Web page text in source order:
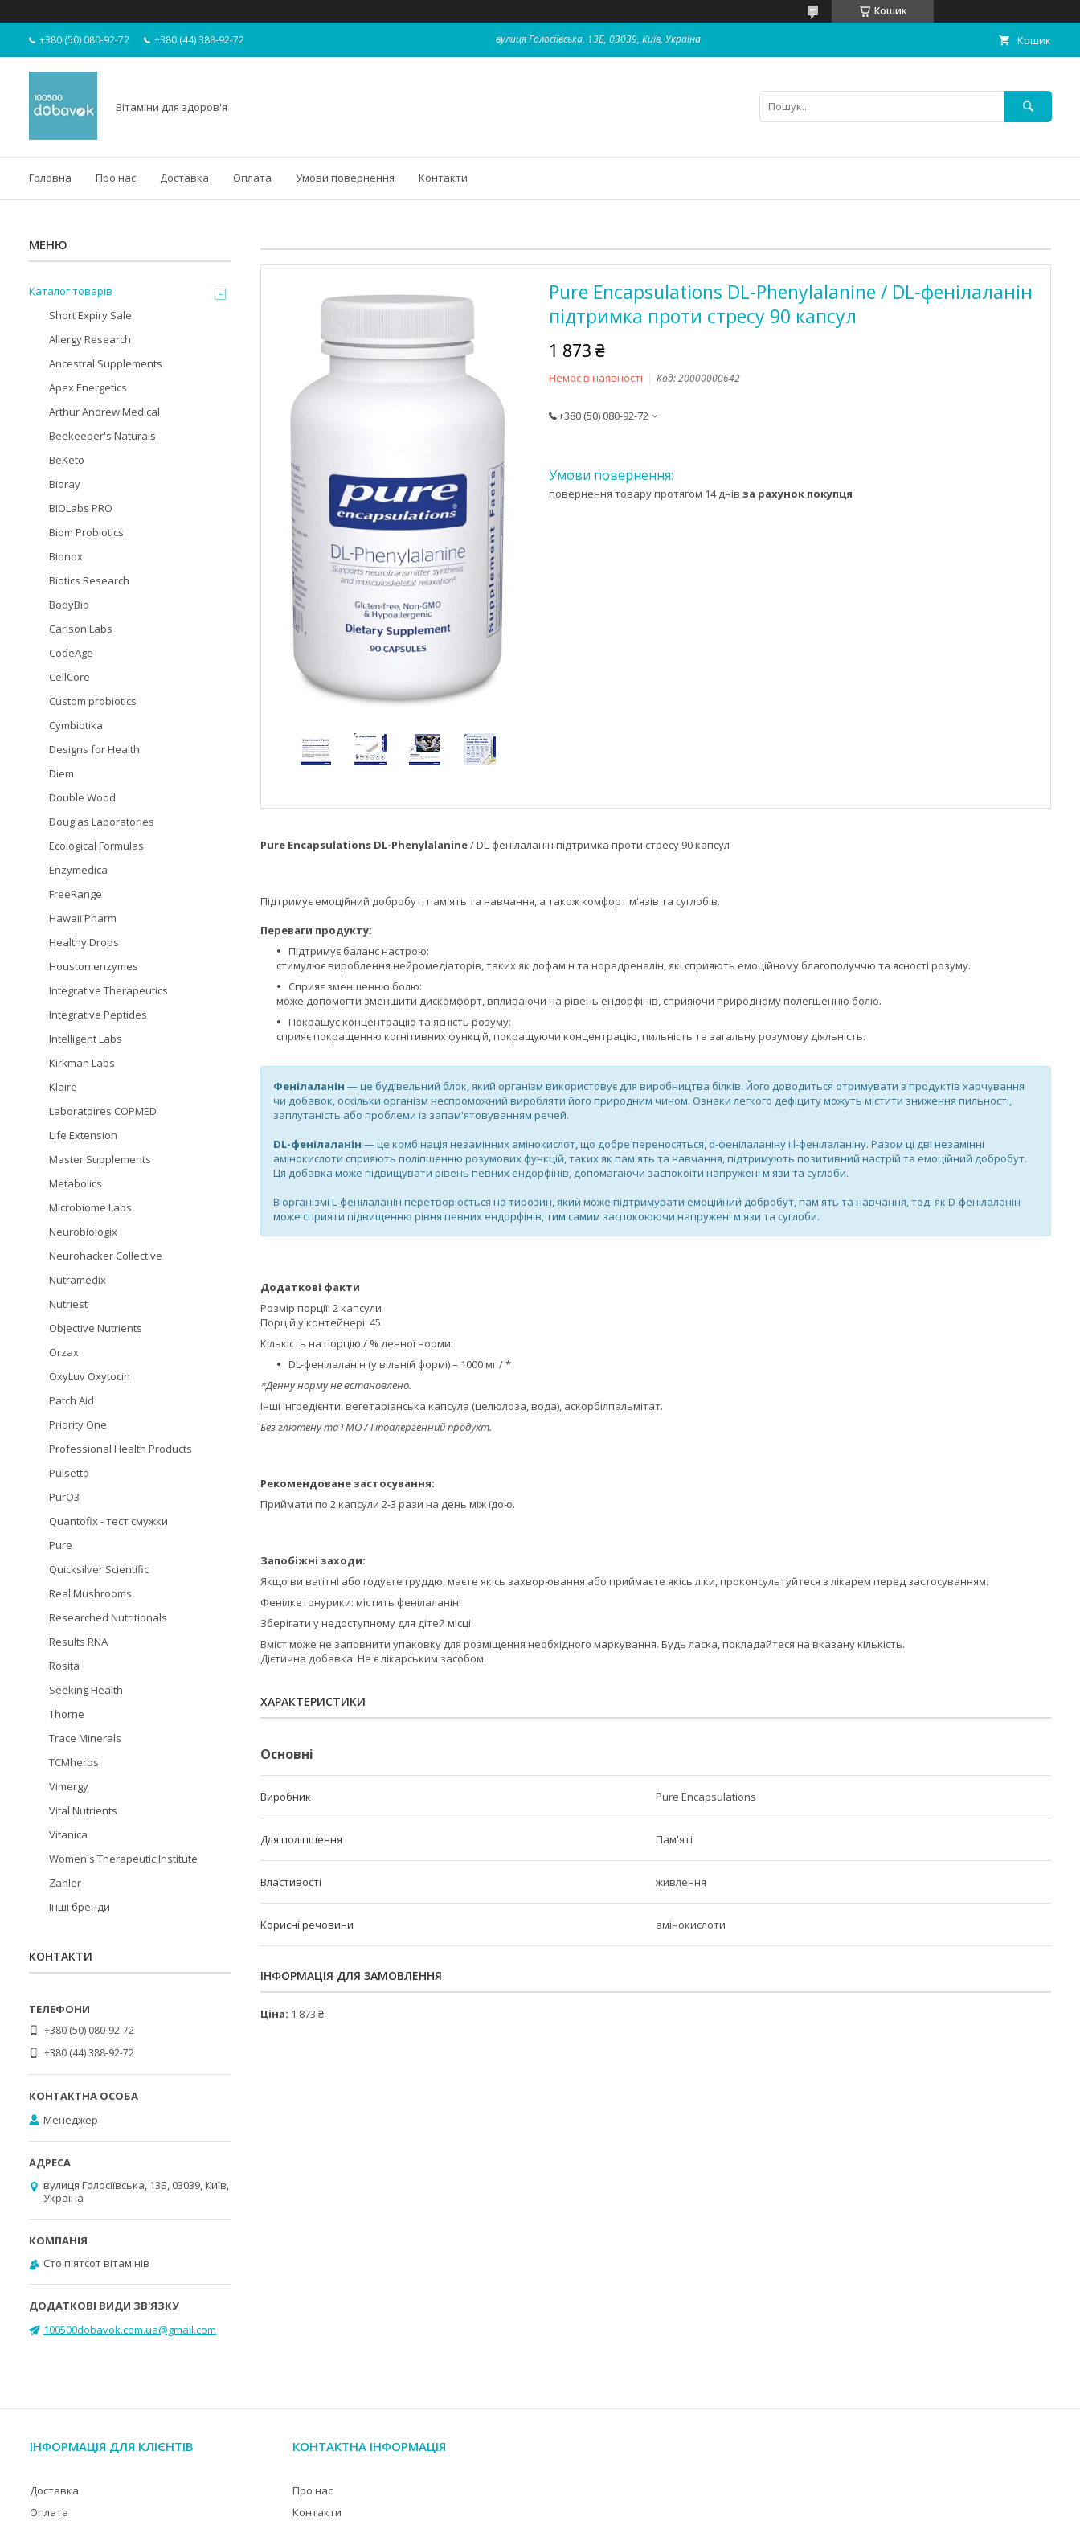
Кошик
+380 (50) 080-92-72 +380 (44) 388-92-72 вулиця Голосіївська, 13Б, 03039, Київ, Україна Кошик
Вітаміни для здоров'я
Головна Про нас Доставка Оплата Умови повернення Контакти
Pure Encapsulations DL-Phenylalanine / DL-фенілаланін
підтримка проти стресу 90 капсул
1 873 ₴
Немає в наявності Код:20000000642
+380 (50) 080-92-72
повернення товару протягом 14 днів за рахунок покупця
Pure Encapsulations DL-Phenylalanine/ DL-фенілаланін підтримка проти стресу 90 капсул
Підтримує емоційний добробут, пам'ять та навчання, а також комфорт м'язів та суглобів.
Переваги продукту:
Підтримує баланс настрою:
стимулює вироблення нейромедіаторів, таких як дофамін та норадреналін, які сприяють емоційному благополуччю та ясності розуму.
Сприяє зменшенню болю:
може допомогти зменшити дискомфорт, впливаючи на рівень ендорфінів, сприяючи природному полегшенню болю.
Покращує концентрацію та ясність розуму:
сприяє покращенню когнітивних функцій, покращуючи концентрацію, пильність та загальну розумову діяльність.
Фенілаланін — це будівельний блок, який організм використовує для виробництва білків. Його доводиться отримувати з продуктів харчування
чи добавок, оскільки організм неспроможний виробляти його природним чином. Ознаки легкого дефіциту можуть містити зниження пильності,
заплутаність або проблеми із запам'ятовуванням речей.
DL-фенілаланін — це комбінація незамінних амінокислот, що добре переносяться, d-фенілаланіну і l-фенілаланіну. Разом ці дві незамінні
амінокислоти сприяють поліпшенню розумових функцій, таких як пам'ять та навчання, підтримують позитивний настрій та емоційний добробут.
Ця добавка може підвищувати рівень певних ендорфінів, допомагаючи заспокоїти напружені м'язи та суглоби.
В організмі L-фенілаланін перетворюється на тирозин, який може підтримувати емоційний добробут, пам'ять та навчання, тоді як D-фенілаланін
може сприяти підвищенню рівня певних ендорфінів, тим самим заспокоюючи напружені м'язи та суглоби.
Додаткові факти
Розмір порції: 2 капсули
Порцій у контейнері: 45
Кількість на порцію / % денної норми:
DL-фенілаланін (у вільній формі) – 1000 мг / *
*Денну норму не встановлено.
Інші інгредієнти: вегетаріанська капсула (целюлоза, вода), аскорбілпальмітат.
Без глютену та ГМО / Гіпоалергенний продукт.
Рекомендоване застосування:
Приймати по 2 капсули 2-3 рази на день між їдою.
Запобіжні заходи:
Якщо ви вагітні або годуєте груддю, маєте якісь захворювання або приймаєте якісь ліки, проконсультуйтеся з лікарем перед застосуванням.
Фенілкетонурики: містить фенілаланін!
Зберігати у недоступному для дітей місці.
Вміст може не заповнити упаковку для розміщення необхідного маркування. Будь ласка, покладайтеся на вказану кількість.
Дієтична добавка. Не є лікарським засобом.
ХАРАКТЕРИСТИКИ
Основні
Виробник Pure Encapsulations
Для поліпшення Пам'яті
Властивості живлення
Корисні речовини амінокислоти
ІНФОРМАЦІЯ ДЛЯ ЗАМОВЛЕННЯ
Ціна: 1 873 ₴
Каталог товарів
Short Expiry Sale
Allergy Research
Ancestral Supplements
Apex Energetics
Arthur Andrew Medical
Beekeeper's Naturals
BeKeto
Bioray
BIOLabs PRO
Biom Probiotics
Bionox
Biotics Research
BodyBio
Carlson Labs
CodeAge
CellCore
Custom probiotics
Cymbiotika
Designs for Health
Diem
Double Wood
Douglas Laboratories
Ecological Formulas
Enzymedica
FreeRange
Hawaii Pharm
Healthy Drops
Houston enzymes
Integrative Therapeutics
Integrative Peptides
Intelligent Labs
Kirkman Labs
Klaire
Laboratoires COPMED
Life Extension
Master Supplements
Metabolics
Microbiome Labs
Neurobiologix
Neurohacker Collective
Nutramedix
Nutriest
Objective Nutrients
Orzax
OxyLuv Oxytocin
Patch Aid
Priority One
Professional Health Products
Pulsetto
PurO3
Quantofix - тест смужки
Pure
Quicksilver Scientific
Real Mushrooms
Researched Nutritionals
Results RNA
Rosita
Seeking Health
Thorne
Trace Minerals
TCMherbs
Vimergy
Vital Nutrients
Vitanica
Women's Therapeutic Institute
Zahler
Інші бренди
КОНТАКТИ
+380 (50) 080-92-72
+380 (44) 388-92-72
Менеджер
вулиця Голосіївська, 13Б, 03039, Київ,
Україна
Cто п'ятсот вітамінів
100500dobavok.com.ua@gmail.com
ІНФОРМАЦІЯ ДЛЯ КЛІЄНТІВ
Доставка
Оплата
КОНТАКТНА ІНФОРМАЦІЯ
Про нас
Контакти